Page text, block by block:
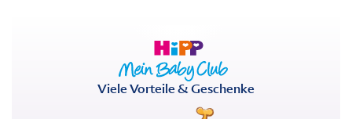
Viele Vorteile & Geschenke